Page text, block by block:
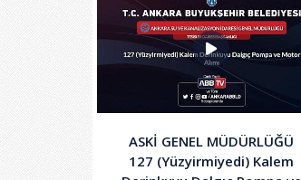
ASKİ GENEL MÜDÜRLÜĞÜ
127 (Yüzyirmiyedi) Kalem